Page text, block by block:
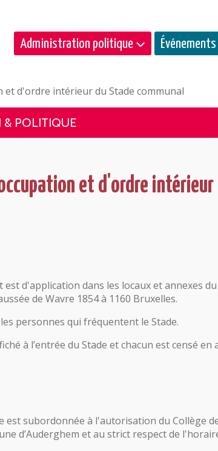
Administration politique
et d'ordre intérieur du Stade communal
& POLITIQUE
et d'ordre intérieur
d'application dans les locaux et annexes
de Wavre 1854 à 1160 Bruxelles.
personnes qui fréquentent le Stade.
à l’entrée du Stade et chacun est censé en
est subordonnée à l'autorisation du Collège
d’Auderghem et au strict respect de